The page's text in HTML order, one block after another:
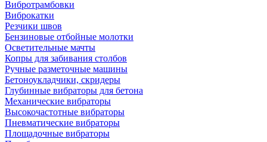
Вибротрамбовки
Виброкатки
Резчики швов
Бензиновые отбойные молотки
Осветительные мачты
Копры для забивания столбов
Ручные разметочные машины
Бетоноукладчики, скридеры
Глубинные вибраторы для бетона
Механические вибраторы
Высокочастотные вибраторы
Пневматические вибраторы
Площадочные вибраторы